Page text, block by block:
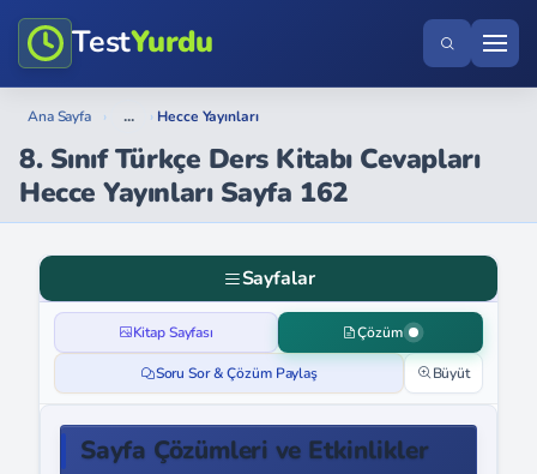
TestYurdu
Ana Sayfa › ... › Hecce Yayınları
8. Sınıf Türkçe Ders Kitabı Cevapları
Hecce Yayınları Sayfa 162
Sayfalar
Kitap Sayfası Çözüm
Soru Sor & Çözüm Paylaş Büyüt
Sayfa Çözümleri ve Etkinlikler